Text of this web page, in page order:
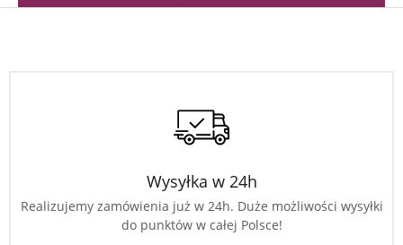
Wysyłka w 24h
Realizujemy zamówienia już w 24h. Duże możliwości wysyłki
do punktów w całej Polsce!